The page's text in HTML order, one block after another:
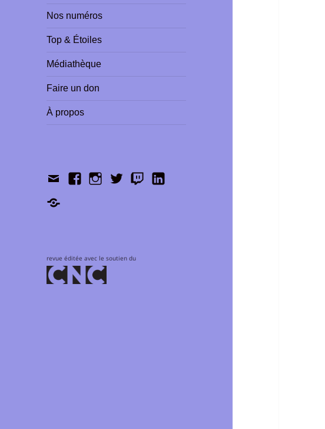
Nos numéros
Top & Étoiles
Médiathèque
Faire un don
À propos
ContactFacebookInstagramTwitterTwitchLinkedIn
Shop
revue éditée avec le soutien du